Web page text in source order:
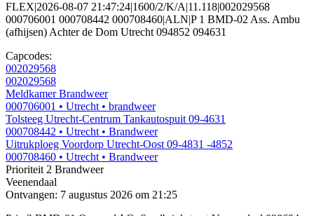
FLEX|2026-08-07 21:47:24|1600/2/K/A|11.118|002029568
000706001 000708442 000708460|ALN|P 1 BMD-02 Ass. Ambu
(afhijsen) Achter de Dom Utrecht 094852 094631
Capcodes:
002029568
002029568
Meldkamer Brandweer
000706001 • Utrecht • brandweer
Tolsteeg Utrecht-Centrum Tankautospuit 09-4631
000708442 • Utrecht • Brandweer
Uitrukploeg Voordorp Utrecht-Oost 09-4831 -4852
000708460 • Utrecht • Brandweer
Prioriteit 2 Brandweer
Veenendaal
Ontvangen: 7 augustus 2026 om 21:25